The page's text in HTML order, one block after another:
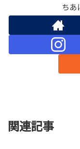
ちあ
関連記事